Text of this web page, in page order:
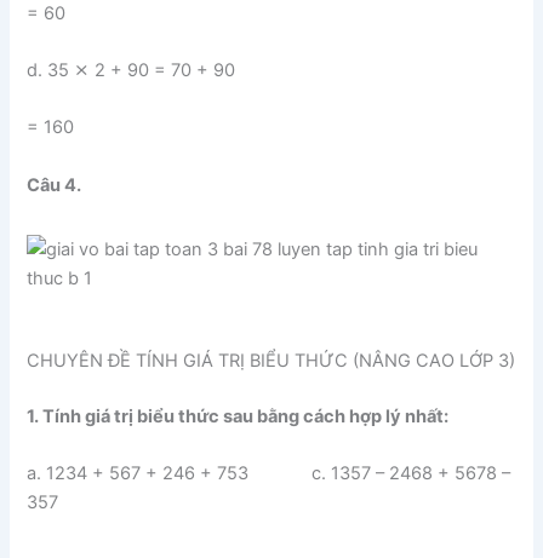
= 60
d. 35 ⨯ 2 + 90 = 70 + 90
= 160
Câu 4.
CHUYÊN ĐỀ TÍNH GIÁ TRỊ BIỂU THỨC (NÂNG CAO LỚP 3)
1. Tính giá trị biểu thức sau bằng cách hợp lý nhất:
a. 1234 + 567 + 246 + 753 c. 1357 – 2468 + 5678 –
357